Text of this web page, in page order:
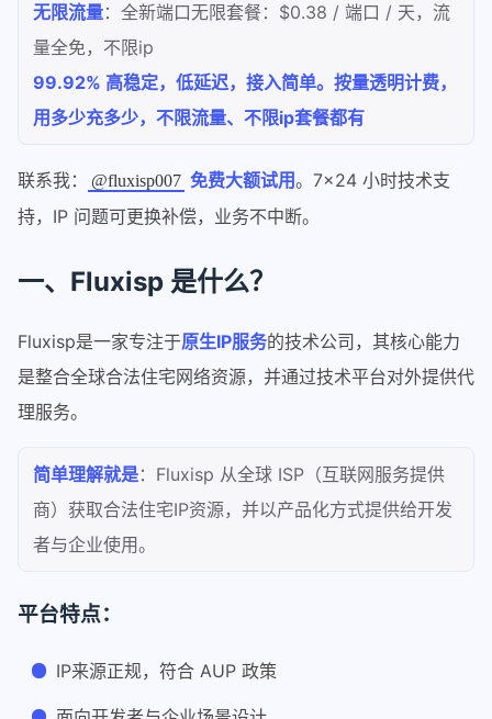
无限流量：全新端口无限套餐：$0.38 / 端口 / 天，流
量全免，不限ip
99.92% 高稳定，低延迟，接入简单。按量透明计费，
用多少充多少，不限流量、不限ip套餐都有
联系我： @fluxisp007 免费大额试用。7×24 小时技术支
持，IP 问题可更换补偿，业务不中断。
一、Fluxisp 是什么？
Fluxisp是一家专注于原生IP服务的技术公司，其核心能力
是整合全球合法住宅网络资源，并通过技术平台对外提供代
理服务。
简单理解就是：Fluxisp 从全球 ISP（互联网服务提供
商）获取合法住宅IP资源，并以产品化方式提供给开发
者与企业使用。
平台特点：
IP来源正规，符合 AUP 政策